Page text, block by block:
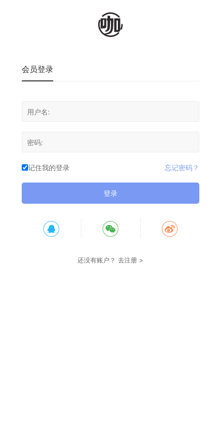
会员登录
记住我的登录 忘记密码？
登录
还没有账户？ 去注册 >